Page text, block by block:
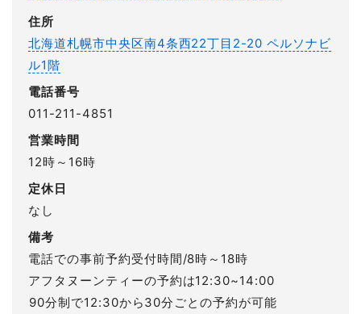
住所
北海道札幌市中央区南4条西22丁目2-20 ペルソナビ
ル1階
電話番号
011-211-4851
営業時間
12時～16時
定休日
なし
備考
電話での事前予約受付時間/8時～18時
アフタヌーンティーの予約は12:30~14:00⁡
⁡90分制で12:30から30分ごとの予約が可能